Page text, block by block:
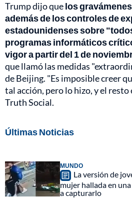
Trump dijo quelos
además de los controles de
estadounidenses sobre
programas informáticos
vigor a partir del 1 de
que llamó las medidas
de Beijing. "Es imposible creer
tal acción, pero lo hizo, y el
Truth Social.
Últimas Noticias
MUNDO
La versión de
mujer hallada en
a capturarlo